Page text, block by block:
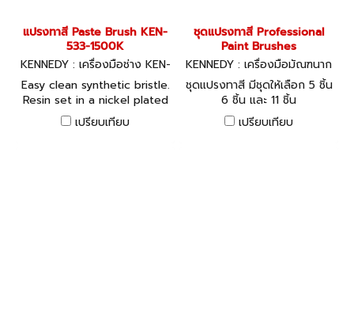
แปรงทาสี Paste Brush KEN-
533-1500K
KENNEDY : เครื่องมือช่าง KEN-
533-1500K
Easy clean synthetic bristle.
Resin set in a nickel plated
ferrule with plastic handle
suitable for the easy
เปรียบเทียบ
ชุดแปรงทาสี Professional
Paint Brushes
KENNEDY : เครื่องมือมัณฑนาก
ร KEN-533-5130K
ชุดแปรงทาสี มีชุดให้เลือก 5 ชิ้น
6 ชิ้น และ 11 ชิ้น
เปรียบเทียบ